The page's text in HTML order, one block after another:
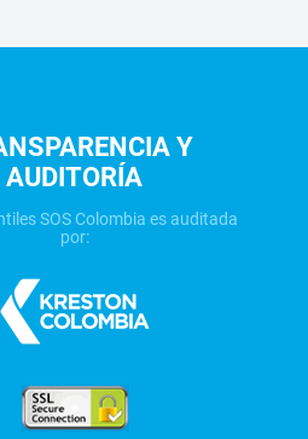
Y
AUDITORÍA
SOS Colombia es auditada
por: